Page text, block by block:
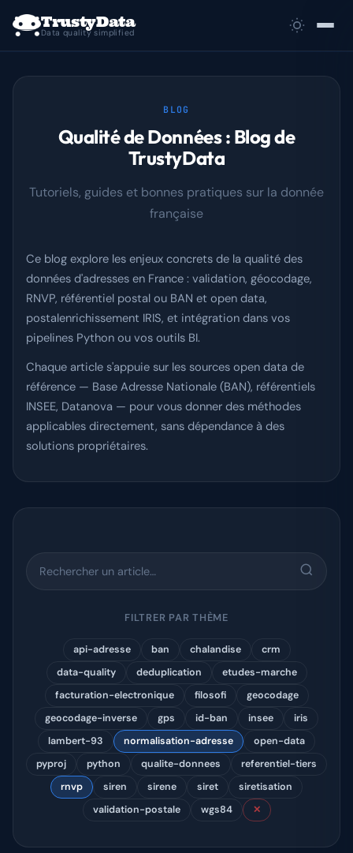
TrustyData
Data quality simplified
Tarifs
Blog
Glossaire
Se connecter
BLOG
Qualité de Données : Blog de
TrustyData
Tutoriels, guides et bonnes pratiques sur la donnée
française
Ce blog explore les enjeux concrets de la qualité des
données d'adresses en France : validation, géocodage,
RNVP, référentiel postal ou BAN et open data,
postalenrichissement IRIS, et intégration dans vos
pipelines Python ou vos outils BI.
Chaque article s'appuie sur les sources open data de
référence — Base Adresse Nationale (BAN), référentiels
INSEE, Datanova — pour vous donner des méthodes
applicables directement, sans dépendance à des
solutions propriétaires.
FILTRER PAR THÈME
api-adresse ban chalandise
crm
data-quality
deduplication
etudes-marche
facturation-electronique
filosofi
geocodage
geocodage-inverse
gps id-ban insee
iris
lambert-93
normalisation-adresse
open-data
pyproj
python qualite-donnees
referentiel-tiers
rnvp
siren sirene siret
siretisation
validation-postale
wgs84 ✕